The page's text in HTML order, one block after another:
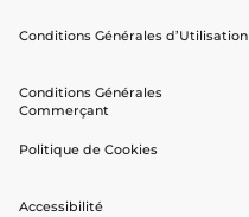
Conditions Générales d’Utilisation
Conditions Générales
Commerçant
Politique de Cookies
Accessibilité